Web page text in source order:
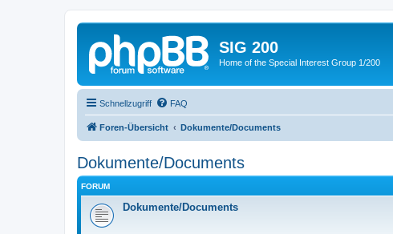
SIG 200
Home of the Special Interest Group 1/200
Schnellzugriff FAQ
Foren-Übersicht Dokumente/Documents
Dokumente/Documents
FORUM
Dokumente/Documents